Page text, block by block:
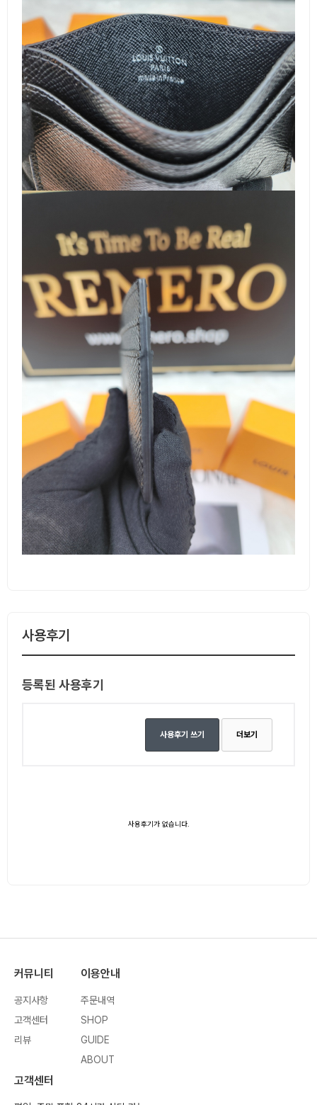
사용후기
등록된 사용후기
사용후기 쓰기 더보기
사용후기가 없습니다.
커뮤니티
공지사항
고객센터
리뷰
이용안내
주문내역
SHOP
GUIDE
ABOUT
고객센터